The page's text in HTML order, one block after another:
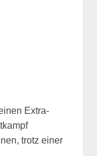
Extra-
trotz einer